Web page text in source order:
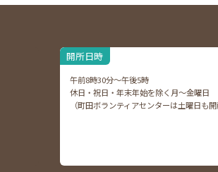
開所日時
午前8時30分～午後5時
休日・祝日・年末年始を除く月～金曜日
（町田ボランティアセンターは土曜日も開